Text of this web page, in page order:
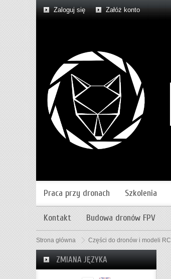
Zaloguj się Załóż konto
Praca przy dronach Szkolenia
Kontakt Budowa dronów FPV
Strona główna Części do dronów i modeli RC
ZMIANA JĘZYKA